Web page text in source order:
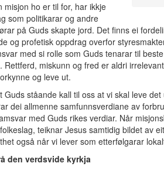
misjon ho er til for, har ikkje
som politikarar og andre
på Guds skapte jord. Det finns ei
og profetisk oppdrag overfor
med si rolle som Guds tenarar til
Rettferd, miskunn og fred er aldri
og leve ut.
Guds ståande kall til oss at vi skal leve
dei allmenne samfunnsverdiane av
med Guds rikes verdiar. Når
teiknar Jesus samtidig bildet av
også når vi lever som etterfølgarar
den verdsvide kyrkja